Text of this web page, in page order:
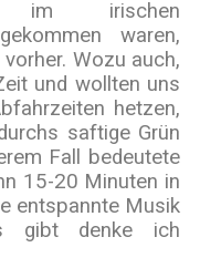
im irischen
waren,
Wozu auch,
und wollten uns
hetzen,
saftige Grün
Fall bedeutete
15-20 Minuten in
entspannte Musik
gibt denke ich